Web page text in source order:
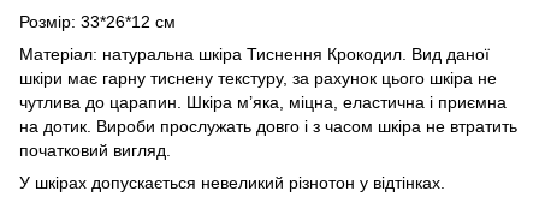
Розмір: 33*26*12 см
Матеріал: натуральна шкіра Тиснення Крокодил. Вид даної
шкіри має гарну тиснену текстуру, за рахунок цього шкіра не
чутлива до царапин. Шкіра м’яка, міцна, еластична і приємна
на дотик. Вироби прослужать довго і з часом шкіра не втратить
початковий вигляд.
У шкірах допускається невеликий різнотон у відтінках.